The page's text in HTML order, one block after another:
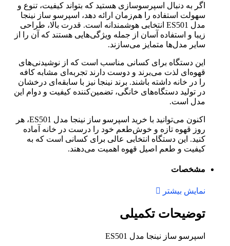
اگر به دنبال اسپرسوسازی هستید که بتواند کیفیت، تنوع و
سهولت استفاده را هم‌زمان ارائه دهد، اسپرسو ساز نینجا
مدل ES501 انتخابی هوشمندانه است. قدرت بالا، طراحی
زیبا و استفاده آسان از جمله ویژگی‌هایی هستند که آن را از
سایر مدل‌ها متمایز می‌سازند.
این دستگاه برای کسانی مناسب است که از نوشیدنی‌های
قهوه‌ای لذت می‌برند و دوست دارند تجربه‌ای مشابه کافه
را در خانه داشته باشند. برند نینجا نیز با سابقه‌ای درخشان
در تولید دستگاه‌های خانگی، تضمین‌کننده کیفیت و دوام این
مدل است.
اکنون می‌توانید با خرید اسپرسو ساز نینجا مدل ES501، هر
روز قهوه تازه و خوش‌طعم خود را درست در خانه آماده
کنید. این دستگاه انتخابی عالی برای کسانی است که به
کیفیت و طعم اصیل قهوه اهمیت می‌دهند.
مشخصات
نمایش بیشتر
توضیحات تکمیلی
اسپرسو ساز نینجا مدل ES501